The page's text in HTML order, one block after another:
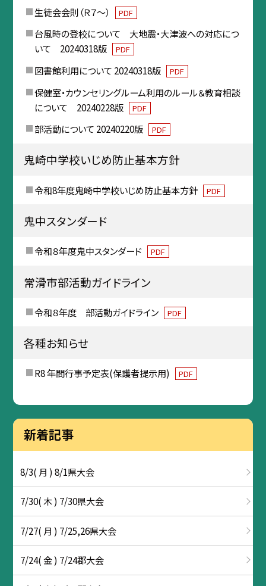
生徒会会則（Ｒ７～） PDF
台風時の登校について 大地震・大津波への対応につ
いて 20240318版
PDF
図書館利用について 20240318版 PDF
保健室・カウンセリングルーム利用のルール＆教育相談
について 20240228版
PDF
部活動について 20240220版 PDF
鬼崎中学校いじめ防止基本方針
令和8年度鬼崎中学校いじめ防止基本方針 PDF
鬼中スタンダード
令和８年度鬼中スタンダード PDF
常滑市部活動ガイドライン
令和８年度 部活動ガイドライン PDF
各種お知らせ
R8 年間行事予定表(保護者提示用) PDF
新着記事
8/3( 月 ) 8/1県大会
7/30( 木 ) 7/30県大会
7/27( 月 ) 7/25,26県大会
7/24( 金 ) 7/24郡大会